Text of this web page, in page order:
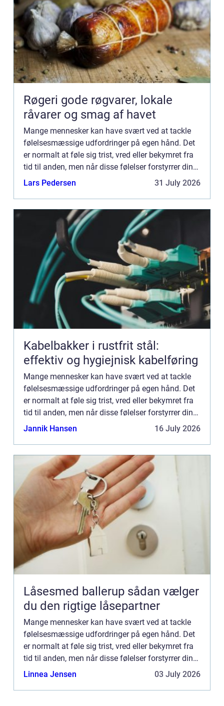
Røgeri gode røgvarer, lokale
råvarer og smag af havet
Mange mennesker kan have svært ved at tackle
følelsesmæssige udfordringer på egen hånd. Det
er normalt at føle sig trist, vred eller bekymret fra
tid til anden, men når disse følelser forstyrrer din
dagligdag eller påvirker dit mentale og fysiske
Lars Pedersen 31 July 2026
Kabelbakker i rustfrit stål:
effektiv og hygiejnisk kabelføring
Mange mennesker kan have svært ved at tackle
følelsesmæssige udfordringer på egen hånd. Det
er normalt at føle sig trist, vred eller bekymret fra
tid til anden, men når disse følelser forstyrrer din
dagligdag eller påvirker dit mentale og fysiske
Jannik Hansen 16 July 2026
Låsesmed ballerup sådan vælger
du den rigtige låsepartner
Mange mennesker kan have svært ved at tackle
følelsesmæssige udfordringer på egen hånd. Det
er normalt at føle sig trist, vred eller bekymret fra
tid til anden, men når disse følelser forstyrrer din
dagligdag eller påvirker dit mentale og fysiske
Linnea Jensen 03 July 2026